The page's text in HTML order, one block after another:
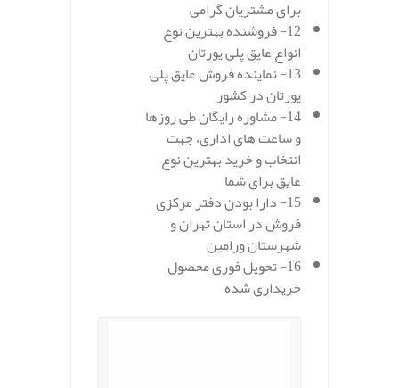
برای مشتریان گرامی
12- فروشنده بهترین نوع
انواع عایق پلی یورتان
13- نماینده فروش عایق پلی
یورتان در کشور
14- مشاوره رایگان طی روزها
و ساعت های اداری، جهت
انتخاب و خرید بهترین نوع
عایق برای شما
15- دارا بودن دفتر مرکزی
فروش در استان تهران و
شهرستان ورامین
16- تحویل فوری محصول
خریداری شده